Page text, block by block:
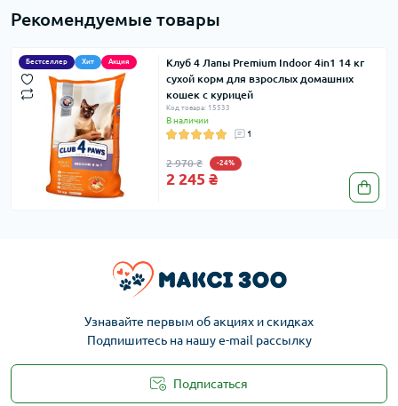
Рекомендуемые товары
Бестселлер Хит Акция
Клуб 4 Лапы Premium Indoor 4in1 14 кг
сухой корм для взрослых домашних
кошек с курицей
Код товара: 15533
В наличии
1
2 970 ₴ -24%
2 245 ₴
Узнавайте первым об акциях и скидках
Подпишитесь на нашу e-mail рассылку
Подписаться